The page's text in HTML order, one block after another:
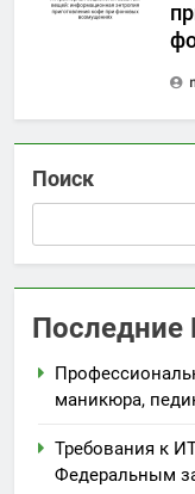
Поиск
Последние
маникюра,
Требования к
Федеральным